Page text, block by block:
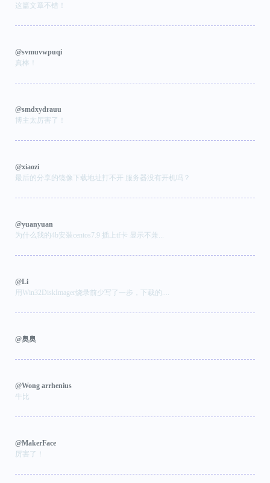
这篇文章不错！
@svmuvwpuqi
真棒！
@smdxydrauu
博主太厉害了！
@xiaozi
最后的分享的镜像下载地址打不开 服务器没有开机吗？
@yuanyuan
为什么我的4b安装centos7.9 插上tf卡 显示不兼...
@Li
用Win32DiskImager烧录前少写了一步，下载的....
@奥奥
@Wong arrhenius
牛比
@MakerFace
厉害了！